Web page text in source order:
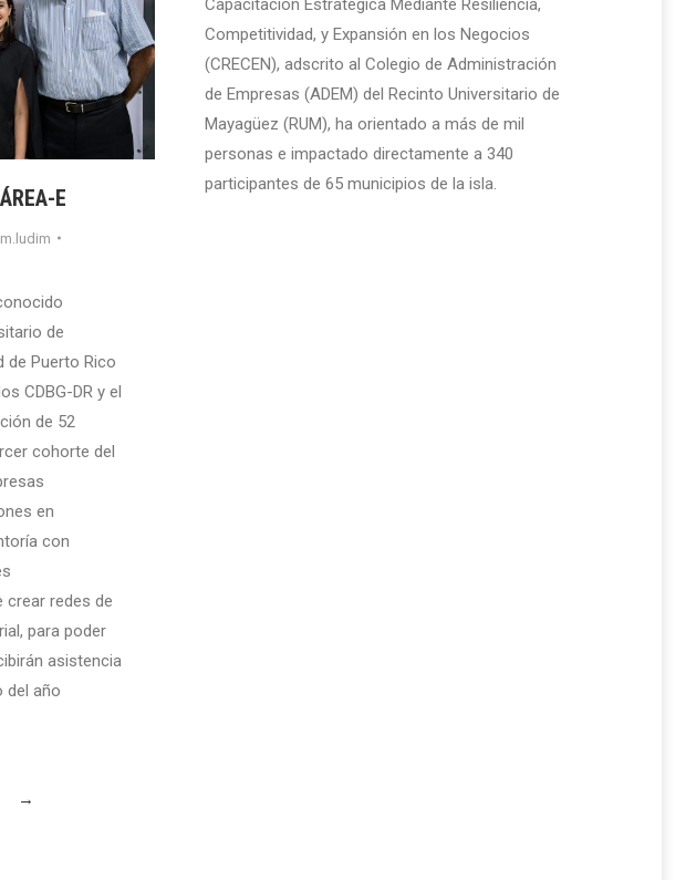
Capacitación Estratégica Mediante Resiliencia,
Competitividad, y Expansión en los Negocios
(CRECEN), adscrito al Colegio de Administración
de Empresas (ADEM) del Recinto Universitario de
Mayagüez (RUM), ha orientado a más de mil
personas e impactado directamente a 340
participantes de 65 municipios de la isla.
E
de
de Puerto Rico
CDBG-DR y el
de 52
cohorte del
en
con
crear redes de
para poder
asistencia
del año
→